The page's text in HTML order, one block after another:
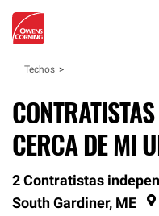
Techos
CERCA DE MI
2 Contratistas
South Gardiner, ME